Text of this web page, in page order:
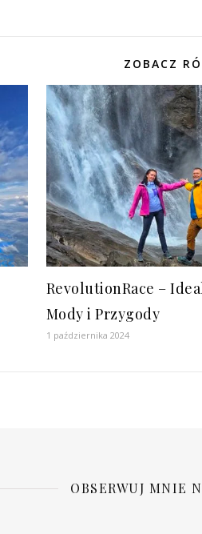
ZOBACZ
RevolutionRace –
Mody i Przygody
1 października 2024
OBSERWUJ MNIE